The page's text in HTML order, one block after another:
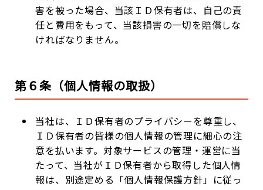
害を被った場合、当該ＩＤ保有者は、自己の責
任と費用をもって、当該損害の一切を賠償しな
ければなりません。
第６条（個人情報の取扱）
当社は、ＩＤ保有者のプライバシーを尊重し、
ＩＤ保有者の皆様の個人情報の管理に細心の注
意を払います。対象サービスの管理・運営に当
たって、当社がＩＤ保有者から取得した個人情
報は、別途定める「個人情報保護方針」に従っ